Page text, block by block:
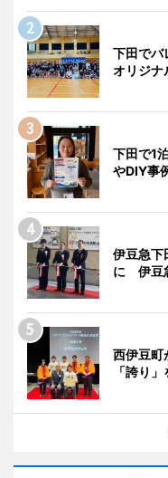
下田で
オリジナ
下田で1
やDIY事
伊豆急下
に 伊豆
西伊豆
「誇り